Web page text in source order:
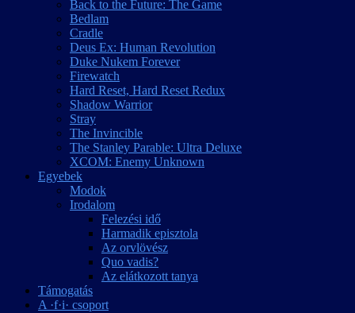
Back to the Future: The Game
Bedlam
Cradle
Deus Ex: Human Revolution
Duke Nukem Forever
Firewatch
Hard Reset, Hard Reset Redux
Shadow Warrior
Stray
The Invincible
The Stanley Parable: Ultra Deluxe
XCOM: Enemy Unknown
Egyebek
Modok
Irodalom
Felezési idő
Harmadik episztola
Az orvlövész
Quo vadis?
Az elátkozott tanya
Támogatás
A ·f·i· csoport